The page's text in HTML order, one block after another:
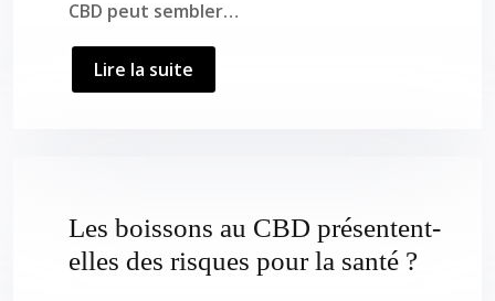
CBD peut sembler…
Lire la suite
Les boissons au CBD présentent-
elles des risques pour la santé ?